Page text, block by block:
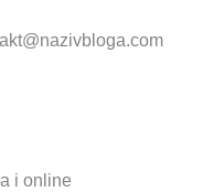
i online